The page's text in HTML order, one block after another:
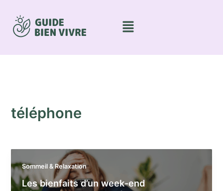
contenu
Menu
téléphone
Sommeil & Relaxation
Les bienfaits d’un week-end